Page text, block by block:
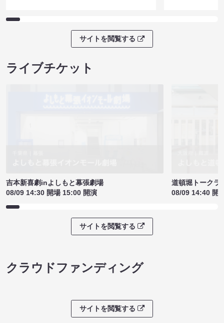
サイトを閲覧する
ライブチケット
吉本新喜劇inよしもと幕張劇場
08/09 14:30 開場 15:00 開演
道頓堀トークラ
08/09 14:40 開
サイトを閲覧する
クラウドファンディング
サイトを閲覧する